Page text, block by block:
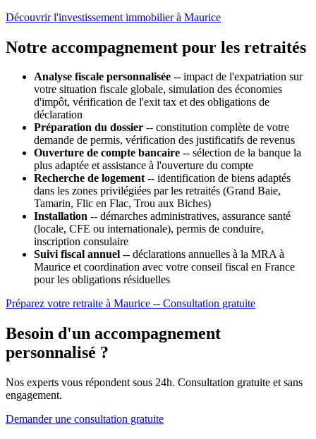
Découvrir l'investissement immobilier à Maurice
Notre accompagnement pour les retraités
Analyse fiscale personnalisée -- impact de l'expatriation sur
votre situation fiscale globale, simulation des économies
d'impôt, vérification de l'exit tax et des obligations de
déclaration
Préparation du dossier -- constitution complète de votre
demande de permis, vérification des justificatifs de revenus
Ouverture de compte bancaire -- sélection de la banque la
plus adaptée et assistance à l'ouverture du compte
Recherche de logement-- identification de biens adaptés
dans les zones privilégiées par les retraités (Grand Baie,
Tamarin, Flic en Flac, Trou aux Biches)
Installation -- démarches administratives, assurance santé
(locale, CFE ou internationale), permis de conduire,
inscription consulaire
Suivi fiscal annuel -- déclarations annuelles à la MRA à
Maurice et coordination avec votre conseil fiscal en France
pour les obligations résiduelles
Préparez votre retraite à Maurice -- Consultation gratuite
Besoin d'un accompagnement
personnalisé ?
Nos experts vous répondent sous 24h. Consultation gratuite et sans
engagement.
Demander une consultation gratuite